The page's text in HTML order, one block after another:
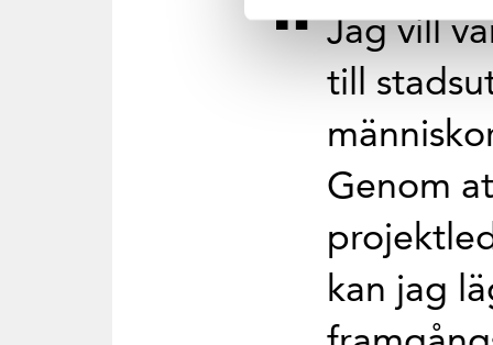
Jag vill
till
Genom
kan jag